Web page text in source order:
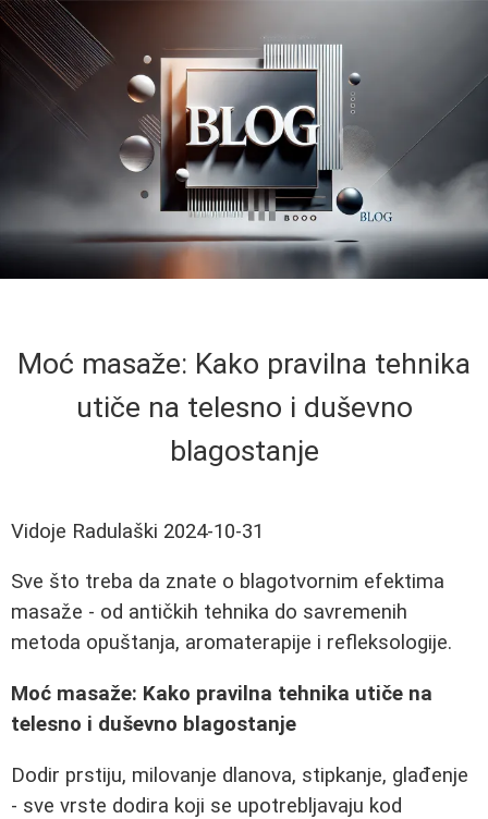
Moć masaže: Kako pravilna tehnika
utiče na telesno i duševno
blagostanje
Vidoje Radulaški 2024-10-31
Sve što treba da znate o blagotvornim efektima
masaže - od antičkih tehnika do savremenih
metoda opuštanja, aromaterapije i refleksologije.
Moć masaže: Kako pravilna tehnika utiče na
telesno i duševno blagostanje
Dodir prstiju, milovanje dlanova, stipkanje, glađenje
- sve vrste dodira koji se upotrebljavaju kod